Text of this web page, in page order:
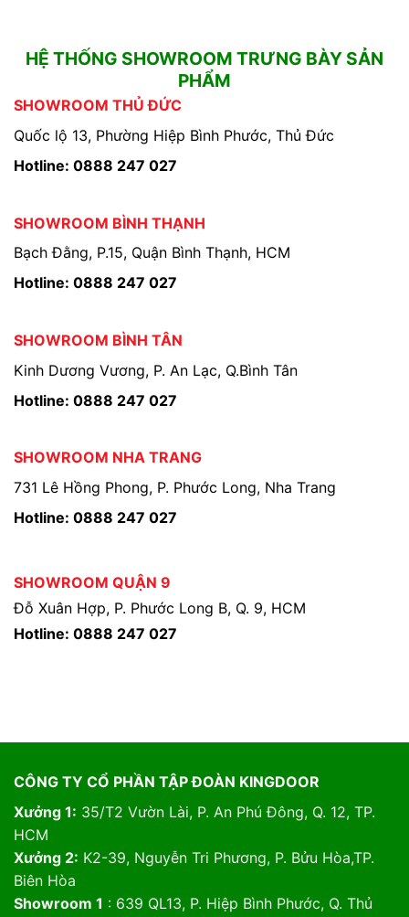
HỆ THỐNG SHOWROOM TRƯNG BÀY SẢN
PHẨM
SHOWROOM THỦ ĐỨC
Quốc lộ 13, Phường Hiệp Bình Phước, Thủ Đức
Hotline: 0888 247 027
SHOWROOM BÌNH THẠNH
Bạch Đằng, P.15, Quận Bình Thạnh, HCM
Hotline: 0888 247 027
SHOWROOM BÌNH TÂN
Kinh Dương Vương, P. An Lạc, Q.Bình Tân
Hotline: 0888 247 027
SHOWROOM NHA TRANG
731 Lê Hồng Phong, P. Phước Long, Nha Trang
Hotline: 0888 247 027
SHOWROOM QUẬN 9
Đỗ Xuân Hợp, P. Phước Long B, Q. 9, HCM
Hotline: 0888 247 027
CÔNG TY CỔ PHẦN TẬP ĐOÀN KINGDOOR
Xưởng 1: 35/T2 Vườn Lài, P. An Phú Đông, Q. 12, TP.
HCM
Xưởng 2: K2-39, Nguyễn Tri Phương, P. Bửu Hòa,TP.
Biên Hòa
Showroom 1 : 639 QL13, P. Hiệp Bình Phước, Q. Thủ